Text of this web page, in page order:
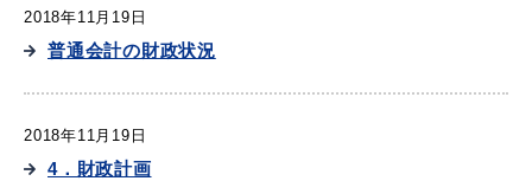
2018年11月19日
普通会計の財政状況
2018年11月19日
4．財政計画